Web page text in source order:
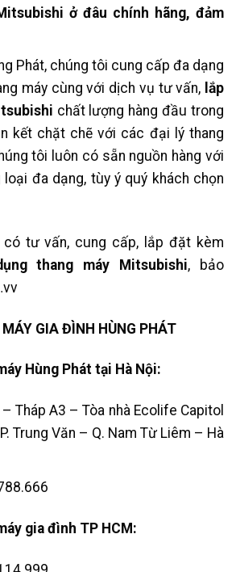
ở đâu chính hãng, đảm
Phát, chúng tôi cung cấp đa dạng
máy cùng với dịch vụ tư vấn, lắp
chất lượng hàng đầu trong
kết chặt chẽ với các đại lý thang
tôi luôn có sẵn nguồn hàng với
đa dạng, tùy ý quý khách chọn
tư vấn, cung cấp, lắp đặt kèm
thang máy Mitsubishi, bảo
GIA ĐÌNH HÙNG PHÁT
Hùng Phát tại Hà Nội:
Tháp A3 – Tòa nhà Ecolife Capitol
Trung Văn – Q. Nam Từ Liêm – Hà
gia đình TP HCM: